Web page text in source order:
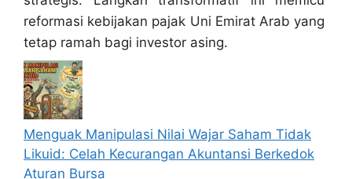
reformasi kebijakan pajak Uni Emirat Arab yang
tetap ramah bagi investor asing.
Menguak Manipulasi Nilai Wajar Saham Tidak
Likuid: Celah Kecurangan Akuntansi Berkedok
Aturan Bursa